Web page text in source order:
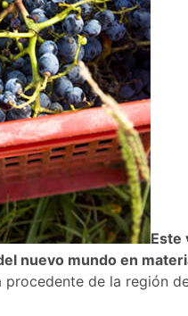
Este
nuevo mundo en
de la región